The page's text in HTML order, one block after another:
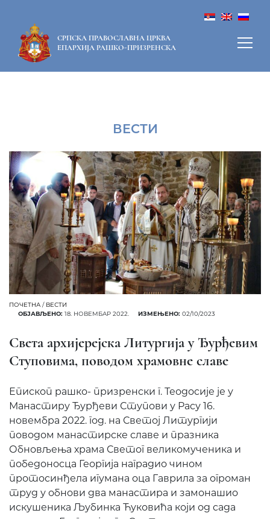
СРПСКА ПРАВОСЛАВНА ЦРКВА
ЕПАРХИЈА РАШКО-ПРИЗРЕНСКА
ВЕСТИ
ПОЧЕТНА / ВЕСТИ
ОБЈАВЉЕНО: 18. НОВЕМБАР 2022. ИЗМЕЊЕНО: 02/10/2023
Света архијерејска Литургија у Ђурђевим
Ступовима, поводом храмовне славе
Епископ рашко- призренски г. Теодосије је у
Манастиру Ђурђеви Ступови у Расу 16.
новембра 2022. год. на Светој Литургији
поводом манастирске славе и празника
Обновљења храма Светог великомученика и
победоносца Георгија наградио чином
протосинђела игумана оца Гаврила за огроман
труд у обнови два манастира и замонашио
искушеника Љубинка Ћуковића који од сада